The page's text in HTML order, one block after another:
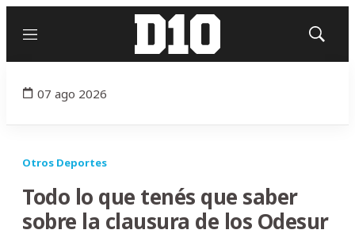
Menú
Mostrar
07 ago 2026
Otros Deportes
Todo lo que tenés que saber
sobre la clausura de los Odesur